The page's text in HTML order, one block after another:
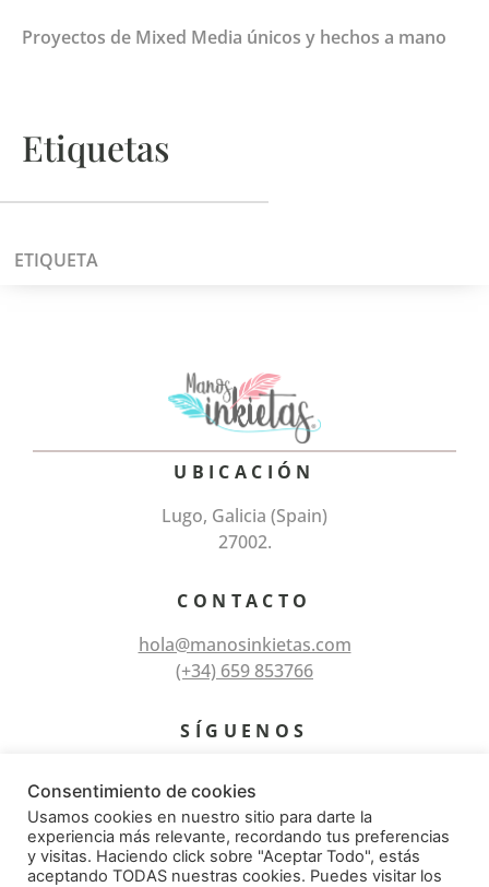
Proyectos de Mixed Media únicos y hechos a mano
Etiquetas
ETIQUETA
UBICACIÓN
Lugo, Galicia (Spain)
27002.
CONTACTO
hola@manosinkietas.com
(+34) 659 853766
SÍGUENOS
Consentimiento de cookies
Usamos cookies en nuestro sitio para darte la
experiencia más relevante, recordando tus preferencias
y visitas. Haciendo click sobre "Aceptar Todo", estás
aceptando TODAS nuestras cookies. Puedes visitar los